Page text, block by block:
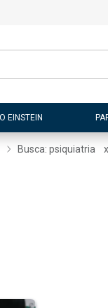
EINSTEIN
Busca: psiquiatria x